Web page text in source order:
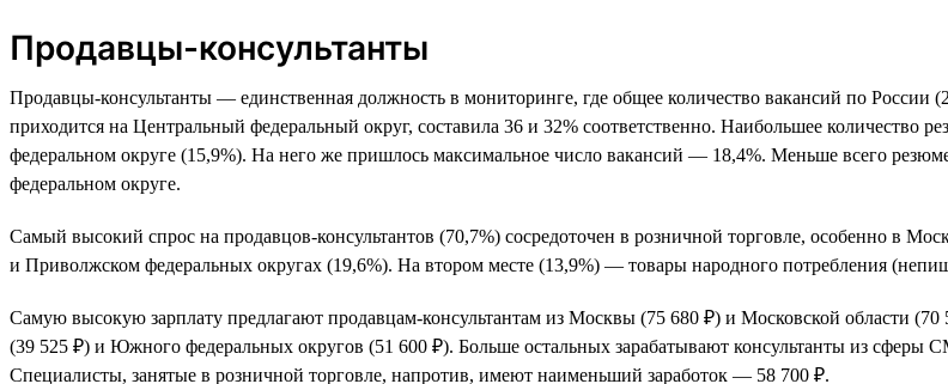
Продавцы-консультанты
Продавцы-консультанты — единственная должность в мониторинге, где общее количество вакансий по России
приходится на Центральный федеральный округ, составила 36 и 32% соответственно. Наибольшее
федеральном округе (15,9%). На него же пришлось максимальное число вакансий — 18,4%. Меньше всего
федеральном округе.
Самый высокий спрос на продавцов-консультантов (70,7%) сосредоточен в розничной торговле, особенно в
и Приволжском федеральных округах (19,6%). На втором месте (13,9%) — товары народного потребления
Самую высокую зарплату предлагают продавцам-консультантам из Москвы (75 680 ₽) и Московской области
(39 525 ₽) и Южного федеральных округов (51 600 ₽). Больше остальных зарабатывают консультанты из
Специалисты, занятые в розничной торговле, напротив, имеют наименьший заработок — 58 700 ₽.